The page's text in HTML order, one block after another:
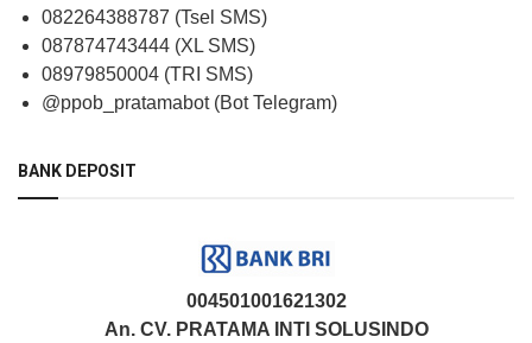
082264388787 (Tsel SMS)
087874743444 (XL SMS)
08979850004 (TRI SMS)
@ppob_pratamabot (Bot Telegram)
BANK DEPOSIT
004501001621302
An. CV. PRATAMA INTI SOLUSINDO